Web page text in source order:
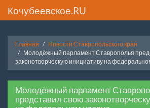
Кочубеевское.RU
Главная
Новости Ставропольского края
Молодёжный парламент Ставрополья
законотворческую инициативу на
Молодёжный парламент
представил свою